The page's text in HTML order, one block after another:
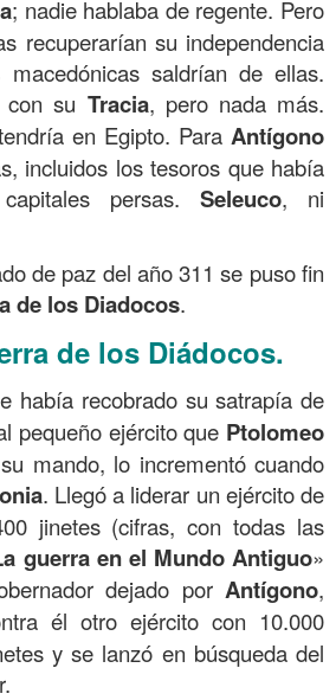
; nadie hablaba de regente. Pero
recuperarían su independencia
saldrían de ellas.
con su Tracia, pero nada más.
en Egipto. Para Antígono
incluidos los tesoros que había
persas. Seleuco, ni
de paz del año 311 se puso fin
de los Diadocos.
de los Diádocos.
había recobrado su satrapía de
pequeño ejército que Ptolomeo
mando, lo incrementó cuando
. Llegó a liderar un ejército de
jinetes (cifras, con todas las
guerra en el Mundo Antiguo»
dejado por Antígono,
él otro ejército con 10.000
y se lanzó en búsqueda del